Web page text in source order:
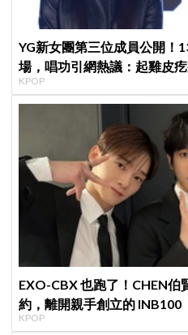
YG新女團第三位成員公開！
場，唱功引網熱議：起雞皮
KPOP
EXO-CBX 也跑了！CHEN
約，離開親手創立的 INB100
KPOP